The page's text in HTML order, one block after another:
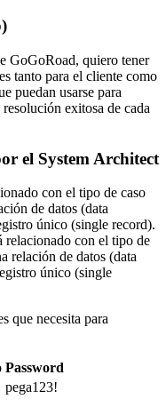
GoGoRoad, quiero tener
tanto para el cliente como
puedan usarse para
exitosa de cada
el System Architect
con el tipo de caso
de datos (data
único (single record).
relacionado con el tipo de
relación de datos (data
único (single
que necesita para
Password
pega123!